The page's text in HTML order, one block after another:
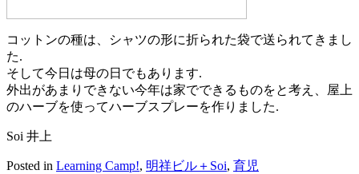
コットンの種は、シャツの形に折られた袋で送られてきまし
た.
そして今日は母の日でもあります.
外出があまりできない今年は家でできるものをと考え、屋上
のハーブを使ってハーブスプレーを作りました.
Soi 井上
Posted in Learning Camp!, 明祥ビル＋Soi, 育児